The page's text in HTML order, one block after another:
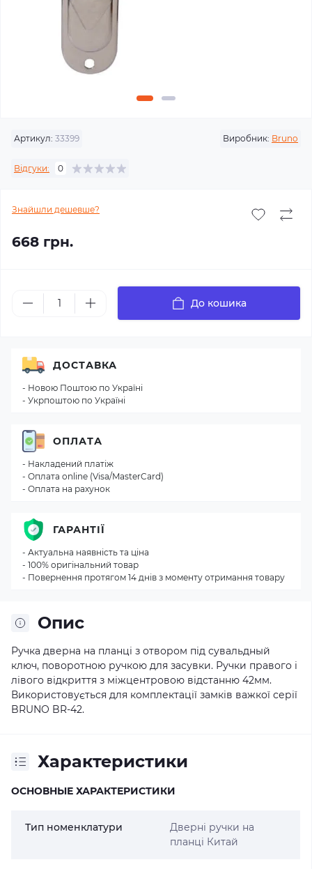
Артикул: 33399 Виробник: Bruno
Відгуки: 0
Знайшли дешевше?
668 грн.
До кошика
Опис
Ручка дверна на планці з отвором під сувальдный
ключ, поворотною ручкою для засувки. Ручки правого і
лівого відкриття з міжцентровою відстанню 42мм.
Використовується для комплектації замків важкої серії
BRUNO BR-42.
Характеристики
ОСНОВНЫЕ ХАРАКТЕРИСТИКИ
Тип номенклатури
Дверні ручки на
планці Китай
ДОСТАВКА
- Новою Поштою по Україні
- Укрпоштою по Україні
ОПЛАТА
- Накладений платіж
- Оплата online (Visa/MasterCard)
- Оплата на рахунок
ГАРАНТІЇ
- Актуальна наявність та ціна
- 100% оригінальний товар
- Повернення протягом 14 днів з моменту отримання товару